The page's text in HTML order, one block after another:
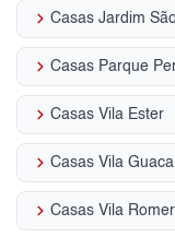
keyboard_arrow_right Casas Jardim
keyboard_arrow_right Casas Parque
keyboard_arrow_right Casas Vila Ester
keyboard_arrow_right Casas Vila Guaca
keyboard_arrow_right Casas Vila